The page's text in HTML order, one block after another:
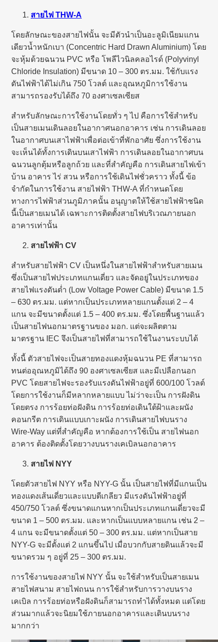
สายไฟ THW-A
โดยลักษณะของสายไฟนั้น จะมีตัวนำเป็นอะลูมิเนียมแกน
เดียวน้ำหนักเบา (Concentric Hard Drawn Aluminium) โดย
จะหุ้มด้วยฉนวน PVC หรือ โพลีไวนิลคลอไรด์ (Polyvinyl
Chloride Insulation) มีขนาด 10 – 300 ตร.มม. ใช้กับแรง
ดันไฟฟ้าได้ไม่เกิน 750 โวลต์ และอุณหภูมิการใช้งาน
สามารถรองรับได้ถึง 70 องศาเซลเซียส
สำหรับลักษณะการใช้งานโดยทั่ว ๆ ไป คือการใช้สำหรับ
เป็นสายเมนเดินลอยในอากาศนอกอาคาร เช่น การเดินลอย
ในอากาศบนเสาไฟฟ้าเพื่อต่อเข้าที่พักอาศัย ซึ่งการใช้งาน
จะเห็นได้ทั้งการเดินบนเสาไฟฟ้า การเดินลอยในอากาศบน
ฉนวนลูกตุ้มหรือลูกถ้วย และที่สำคัญคือ การเดินสายไฟเข้า
บ้าน อาคาร ไร่ สวน หรือการใช้เดินไฟชั่วคราว ทั้งนี้ ข้อ
จำกัดในการใช้งาน สายไฟฟ้า THW-A ที่กำหนดโดย
ทางการไฟฟ้าส่วนภูมิภาคนั้น อนุญาตให้ใช้สายไฟฟ้าชนิด
นี้เป็นสายเมนได้ เฉพาะการติดตั้งสายไฟบริเวณภายนอก
อาคารเท่านั้น
สายไฟฟ้า CV
สำหรับสายไฟฟ้า CV เป็นหนึ่งในสายไฟฟ้าสำหรับสายเมน
ซึ่งเป็นสายไฟประเภทแกนเดี่ยว และจัดอยู่ในประเภทของ
สายไฟแรงดันต่ำ (Low Voltage Power Cable) มีขนาด 1.5
– 630 ตร.มม. แต่หากเป็นประเภทหลายแกนตั้งแต่ 2 – 4
แกน จะมีขนาดตั้งแต่ 1.5 – 400 ตร.มม. ซึ่งโดยพื้นฐานแล้ว
เป็นสายไฟนอกมาตรฐานของ มอก. แต่จะผลิตตาม
มาตรฐาน IEC จึงเป็นสายไฟที่สามารถใช้ในงานระบบได้
ทั้งนี้ ตัวสายไฟจะเป็นสายทองแดงหุ้มฉนวน PE ที่สามารถ
ทนต่ออุณหภูมิได้ถึง 90 องศาเซลเซียส และมีเปลือกนอก
PVC โดยสายไฟจะรองรับแรงดันไฟฟ้าอยู่ที่ 600/100 โวลต์
โดยการใช้งานก็มีหลากหลายแบบ ไม่ว่าจะเป็น การฝังดิน
โดยตรง การร้อยท่อฝังดิน การร้อยท่อเดินใต้ฝ้าและผนัง
คอนกรีต การเดินแบบเกาะผนัง การเดินสายไฟบนราง
Wire-Way แต่ที่สำคัญคือ หากต้องการใช้เป็น สายไฟนอก
อาคาร ต้องติดตั้งโดยวางบนรางเคเบิลนอกอาคาร
สายไฟ NYY
โดยตัวสายไฟ NYY หรือ NYY-G นั้น เป็นสายไฟที่มีแกนเป็น
ทองแดงเส้นเดี่ยวและแบบตีเกลียว มีแรงดันไฟฟ้าอยู่ที่
450/750 โวลต์ ซึ่งขนาดแกนหากเป็นประเภทแกนเดี่ยวจะมี
ขนาด 1 – 500 ตร.มม. และหากเป็นแบบหลายแกน เช่น 2 –
4 แกน จะมีขนาดตั้งแต่ 50 – 300 ตร.มม. แต่หากเป็นสาย
NYY-G จะมีตั้งแต่ 2 แกนขึ้นไป เมื่อบวกกับสายดินแล้วจะมี
ขนาดรวม ๆ อยู่ที่ 25 – 300 ตร.มม.
การใช้งานของสายไฟ NYY นั้น จะใช้สำหรับเป็นสายเมน
สายไฟสนาม สายไฟถนน การใช้สำหรับการวางบนราง
เคเบิล การร้อยท่อหรือฝังดินก็สามารถทำได้ทั้งหมด แต่โดย
ส่วนมากแล้วจะนิยมใช้ภายนอกอาคารและเดินบนราง
มากกว่า